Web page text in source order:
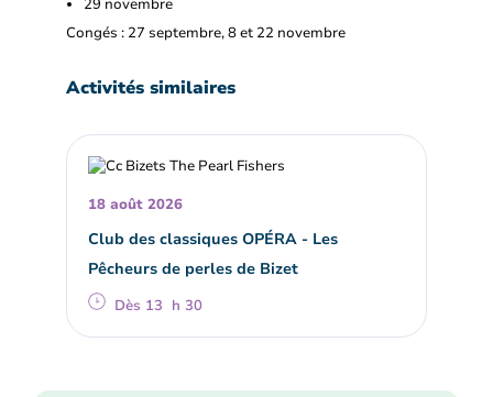
Congés : 27 septembre, 8 et 22 novembre
Activités similaires
18 août 2026
Club des classiques OPÉRA - Les
Pêcheurs de perles de Bizet
Dès 13 h 30